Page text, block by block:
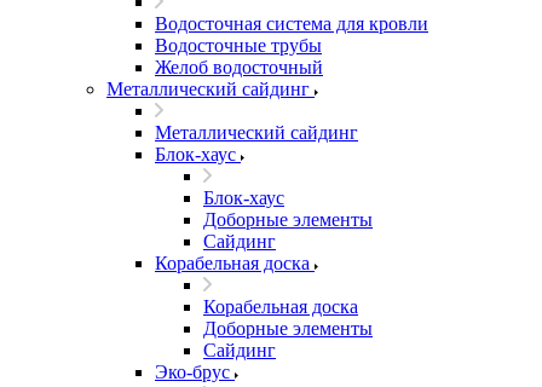
Водосточная система для кровли
Водосточные трубы
Желоб водосточный
Металлический сайдинг
Металлический сайдинг
Блок-хаус
Блок-хаус
Доборные элементы
Сайдинг
Корабельная доска
Корабельная доска
Доборные элементы
Сайдинг
Эко-брус